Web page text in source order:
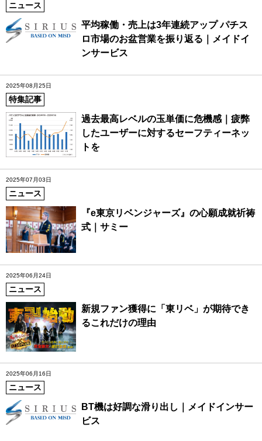
ニュース
平均稼働・売上は3年連続アップ パチス
ロ市場のお盆営業を振り返る｜メイドイ
ンサービス
2025年08月25日
特集記事
過去最高レベルの玉単価に危機感｜疲弊
したユーザーに対するセーフティーネッ
トを
2025年07月03日
ニュース
『e東京リベンジャーズ』の心願成就祈祷
式｜サミー
2025年06月24日
ニュース
新規ファン獲得に「東リベ」が期待でき
るこれだけの理由
2025年06月16日
ニュース
BT機は好調な滑り出し｜メイドインサー
ビス